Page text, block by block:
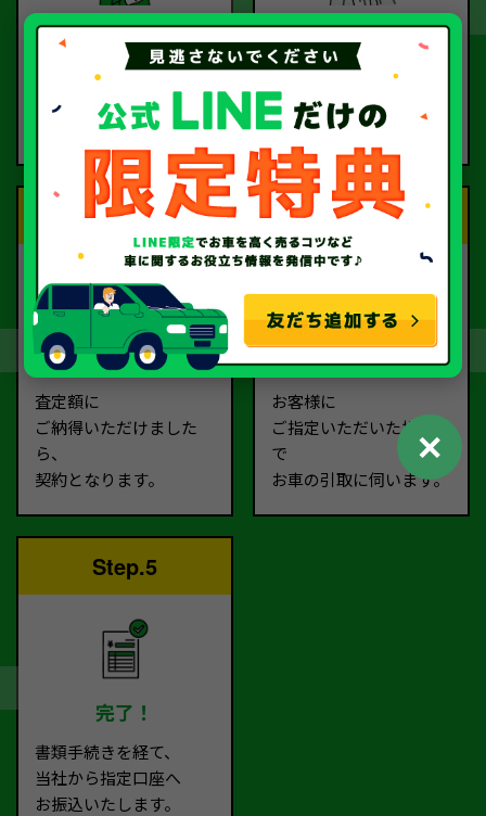
ご依頼
お電話または査定フォー
ムより
ご依頼ください。
査定
査定のプロが
お電話で回答いたしま
す。
Step.3
契約
査定額に
ご納得いただけました
ら、
契約となります。
Step.4
お引取り
お客様に
ご指定いただいた場所ま
で
お車の引取に伺います。
Step.5
完了！
書類手続きを経て、
当社から指定口座へ
お振込いたします。
✕